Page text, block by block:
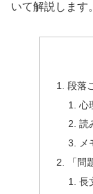
いて解説します。
段落
心
読
メ
「
長